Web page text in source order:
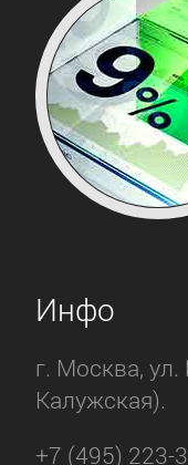
Инфо
г. Москва,
Калужская).
+7 (495) 223-